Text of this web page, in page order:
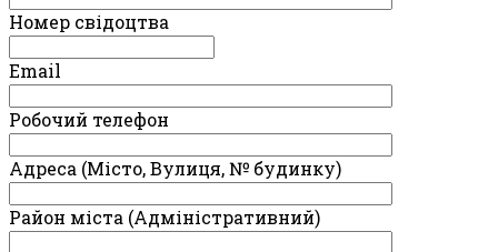
Номер свідоцтва
Email
Робочий телефон
Адреса (Місто, Вулиця, № будинку)
Район міста (Адміністративний)